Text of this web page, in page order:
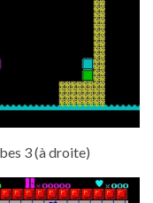
3 (à droite)